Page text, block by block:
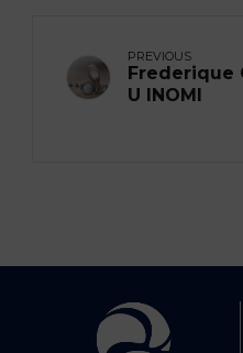
PREVIOUS
Frederique
U INOMI